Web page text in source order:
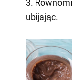
3.
ubijając.